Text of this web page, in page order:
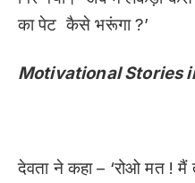
का पेट कैसे भरूंगा ?’
Motivational Stories
देवता ने कहा – ‘रोओ मत ! मैं